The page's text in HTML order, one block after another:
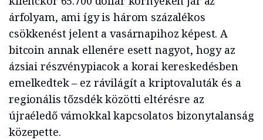
árfolyam, ami így is három százalékos
csökkenést jelent a vasárnapihoz képest. A
bitcoin annak ellenére esett nagyot, hogy az
ázsiai részvénypiacok a korai kereskedésben
emelkedtek – ez rávilágít a kriptovaluták és a
regionális tőzsdék közötti eltérésre az
újraéledő vámokkal kapcsolatos bizonytalanság
közepette.